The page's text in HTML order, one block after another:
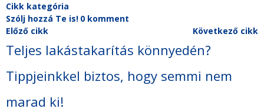
TAKARÍTÁS MAGÁNSZEMÉLYEKNEK
TAKARÍTÁS CÉGEKNEK
Cikk kategória
Szólj hozzá Te is! 0 komment
Előző cikk
Következő cikk
Teljes lakástakarítás könnyedén?
Tippjeinkkel biztos, hogy semmi nem
marad ki!